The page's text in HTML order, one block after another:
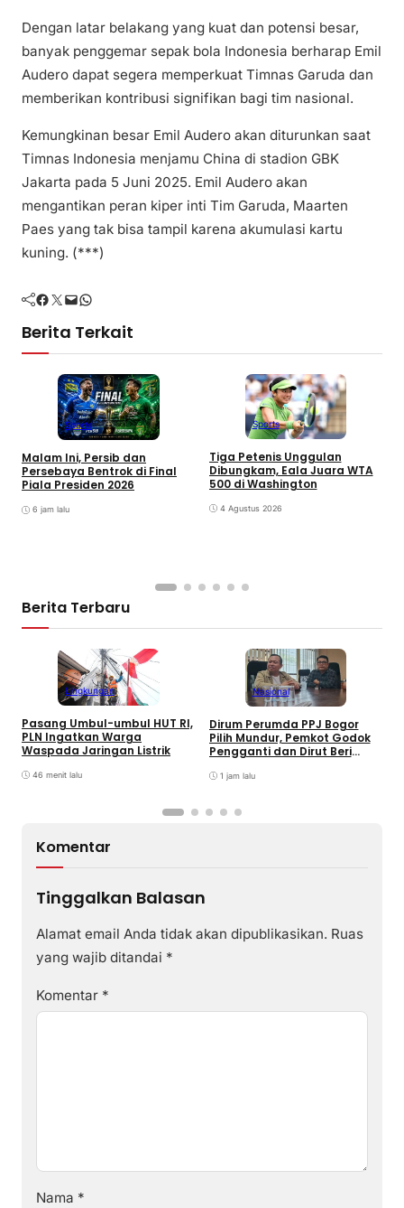
Dengan latar belakang yang kuat dan potensi besar,
banyak penggemar sepak bola Indonesia berharap Emil
Audero dapat segera memperkuat Timnas Garuda dan
memberikan kontribusi signifikan bagi tim nasional.
Kemungkinan besar Emil Audero akan diturunkan saat
Timnas Indonesia menjamu China di stadion GBK
Jakarta pada 5 Juni 2025. Emil Audero akan
mengantikan peran kiper inti Tim Garuda, Maarten
Paes yang tak bisa tampil karena akumulasi kartu
kuning. (***)
Facebook Twitter Mail WhatsApp
Berita Terkait
Sports
Malam Ini, Persib dan
Persebaya Bentrok di Final
Piala Presiden 2026
6 jam lalu
Sports
Tiga Petenis Unggulan
Dibungkam, Eala Juara WTA
500 di Washington
4 Agustus 2026
Berita Terbaru
Lingkungan
Pasang Umbul-umbul HUT RI,
PLN Ingatkan Warga
Waspada Jaringan Listrik
46 menit lalu
Nasional
Dirum Perumda PPJ Bogor
Pilih Mundur, Pemkot Godok
Pengganti dan Dirut Beri
1 jam lalu
Komentar
Tinggalkan Balasan
Alamat email Anda tidak akan dipublikasikan. Ruas
yang wajib ditandai *
Komentar *
Nama *